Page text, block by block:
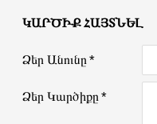
ԿԱՐԾԻՔ ՀԱՅՏՆԵԼ
Ձեր Անունը
Ձեր Կարծիքը